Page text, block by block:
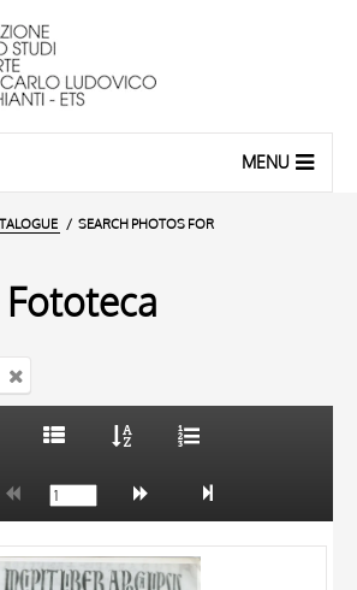
MENU
SEARCH PHOTOS FOR
AUTHOR
MATERIAL AND TECHNIQUE